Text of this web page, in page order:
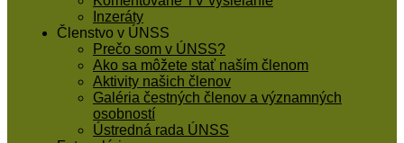
Inzeráty
Členstvo v ÚNSS
Prečo som v ÚNSS?
Ako sa môžete stať naším členom
Aktivity našich členov
Galéria čestných členov a významných
osobností
Ústredná rada ÚNSS